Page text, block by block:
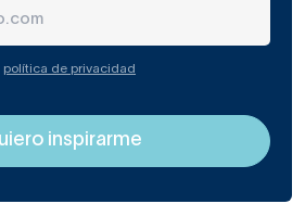
política de privacidad